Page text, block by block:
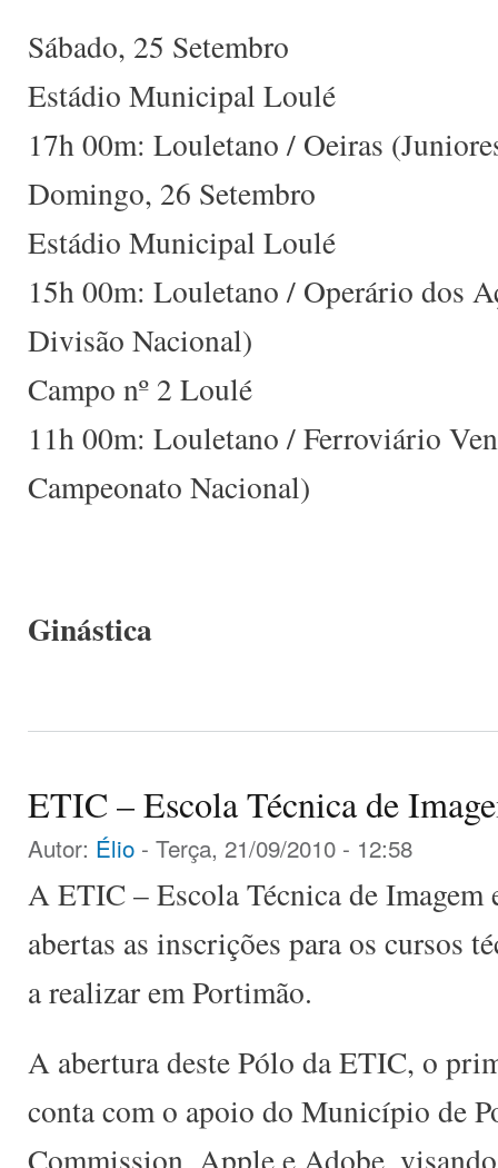
Sábado, 25 Setembro
Estádio Municipal Loulé
17h 00m: Louletano / Oeiras
Domingo, 26 Setembro
Estádio Municipal Loulé
15h 00m: Louletano / Operário dos
Divisão Nacional)
Campo nº 2 Loulé
11h 00m: Louletano / Ferroviário
Campeonato Nacional)
Ginástica
ETIC – Escola Técnica de
Autor: Élio - Terça, 21/09/2010 - 12:58
A ETIC – Escola Técnica de Imagem
abertas as inscrições para os cursos
a realizar em Portimão.
A abertura deste Pólo da ETIC, o
conta com o apoio do Município de
Commission, Apple e Adobe,